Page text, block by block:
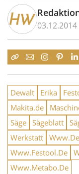
03.12.2014
Dewalt Erika
Makita.de
Säge Sägeblatt
Werkstatt
Www.Festool.De
Www.Metabo.De